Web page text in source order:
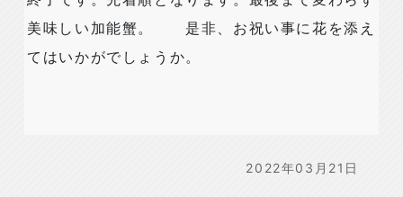
美味しい加能蟹。 是非、お祝い事に花を添え
てはいかがでしょうか。
2022年03月21日